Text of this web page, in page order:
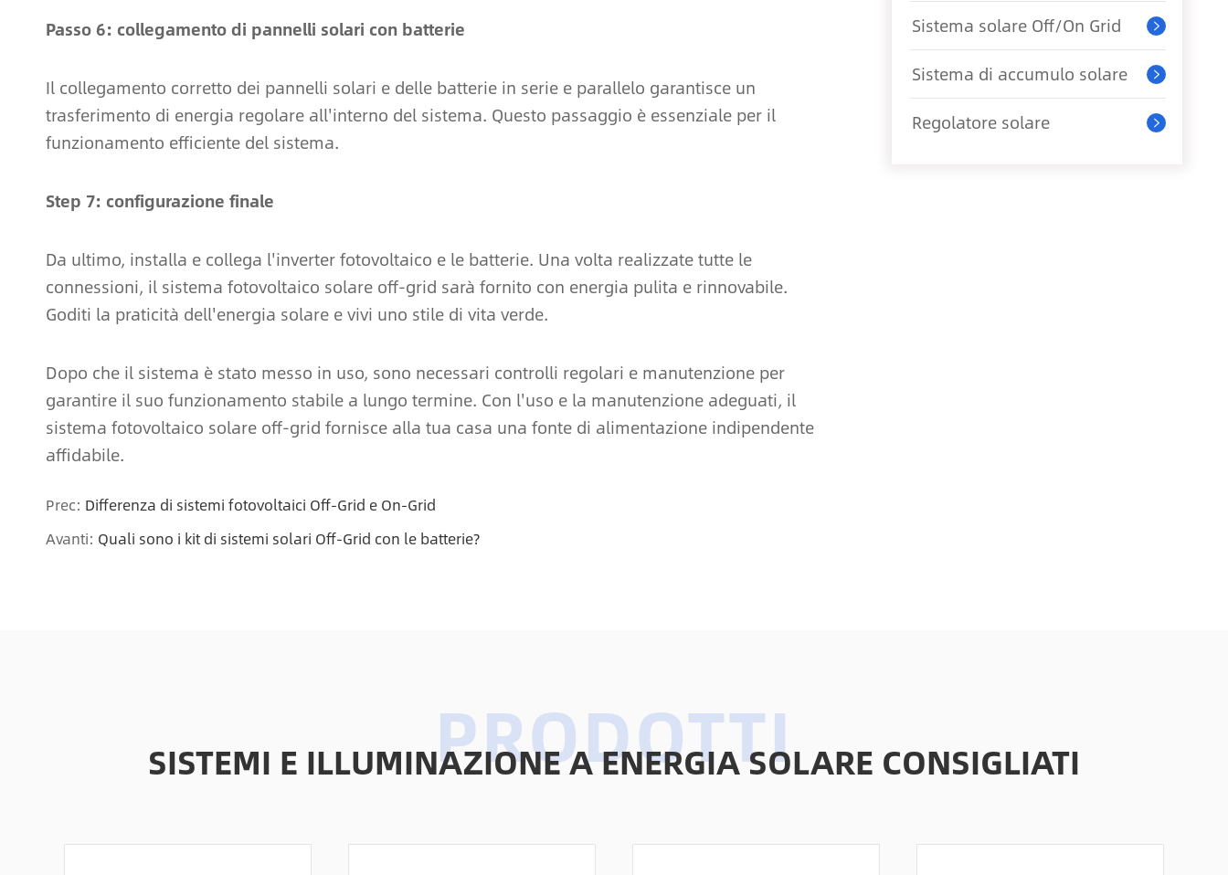
Passo 6: collegamento di pannelli solari con batterie
Il collegamento corretto dei pannelli solari e delle batterie in serie e parallelo garantisce un
trasferimento di energia regolare all'interno del sistema. Questo passaggio è essenziale per il
funzionamento efficiente del sistema.
Step 7: configurazione finale
Da ultimo, installa e collega l'inverter fotovoltaico e le batterie. Una volta realizzate tutte le
connessioni, il sistema fotovoltaico solare off-grid sarà fornito con energia pulita e rinnovabile.
Goditi la praticità dell'energia solare e vivi uno stile di vita verde.
Dopo che il sistema è stato messo in uso, sono necessari controlli regolari e manutenzione per
garantire il suo funzionamento stabile a lungo termine. Con l'uso e la manutenzione adeguati, il
sistema fotovoltaico solare off-grid fornisce alla tua casa una fonte di alimentazione indipendente
affidabile.
Prec: Differenza di sistemi fotovoltaici Off-Grid e On-Grid
Avanti: Quali sono i kit di sistemi solari Off-Grid con le batterie?
Sistema solare Off/On Grid 
Sistema di accumulo solare 
Regolatore solare 
SISTEMI E ILLUMINAZIONE A ENERGIA SOLARE CONSIGLIATI